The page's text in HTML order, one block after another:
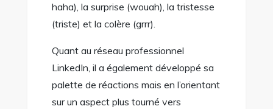
haha), la surprise (wouah), la tristesse
(triste) et la colère (grrr).
Quant au réseau professionnel
LinkedIn, il a également développé sa
palette de réactions mais en l’orientant
sur un aspect plus tourné vers